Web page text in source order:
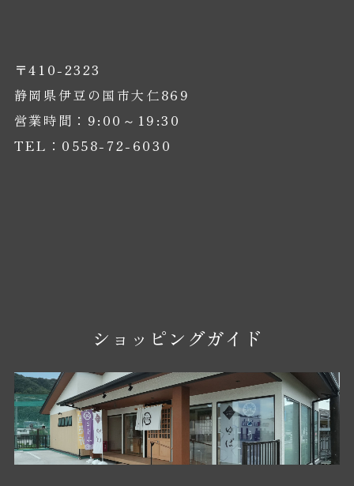
〒410-2323
静岡県伊豆の国市大仁869
営業時間：9:00～19:30
TEL：0558-72-6030
ショッピングガイド